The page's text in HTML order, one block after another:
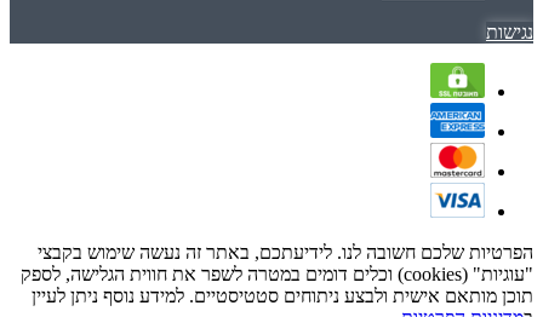
נגישות
הפרטיות שלכם חשובה לנו. לידיעתכם, באתר זה נעשה שימוש בקבצי
"עוגיות" (cookies) וכלים דומים במטרה לשפר את חווית הגלישה, לספק
תוכן מותאם אישית ולבצע ניתוחים סטטיסטיים. למידע נוסף ניתן לעיין